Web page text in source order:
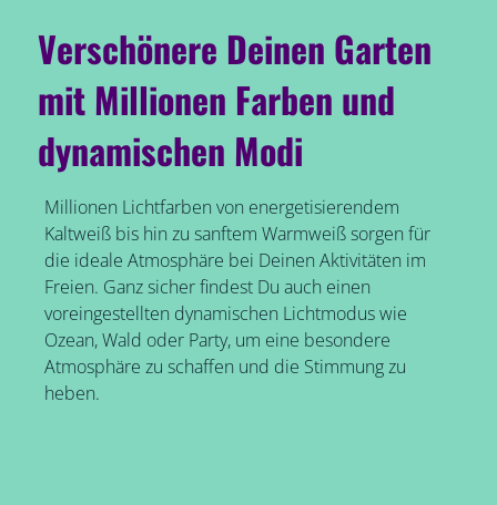
Verschönere Deinen Garten
mit Millionen Farben und
dynamischen Modi
Millionen Lichtfarben von energetisierendem
Kaltweiß bis hin zu sanftem Warmweiß sorgen für
die ideale Atmosphäre bei Deinen Aktivitäten im
Freien. Ganz sicher findest Du auch einen
voreingestellten dynamischen Lichtmodus wie
Ozean, Wald oder Party, um eine besondere
Atmosphäre zu schaffen und die Stimmung zu
heben.